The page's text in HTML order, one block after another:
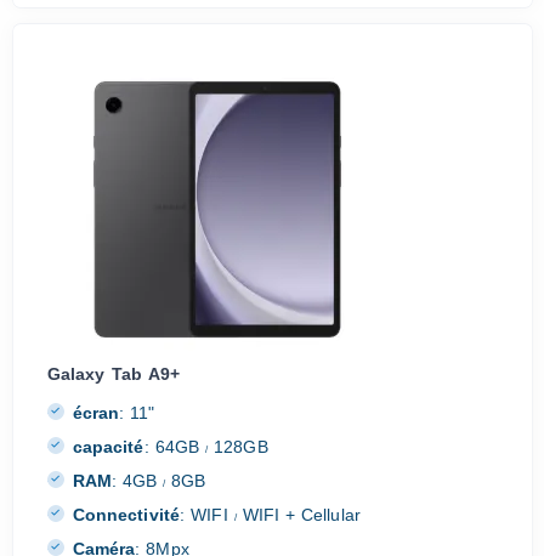
Galaxy Tab A9+
écran: 11"
capacité: 64GB/ 128GB
RAM: 4GB/ 8GB
Connectivité: WIFI /WIFI + Cellular
Caméra: 8Mpx